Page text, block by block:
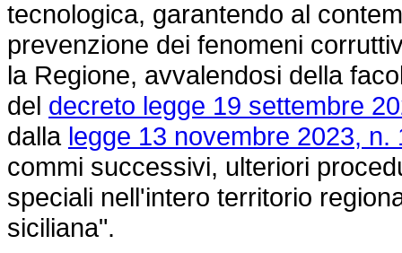
tecnologica, garantendo al
prevenzione dei fenomeni
la Regione, avvalendosi della
del decreto legge 19 settembre
dalla legge 13 novembre 2023, n.
commi successivi, ulteriori
speciali nell'intero territorio
siciliana".